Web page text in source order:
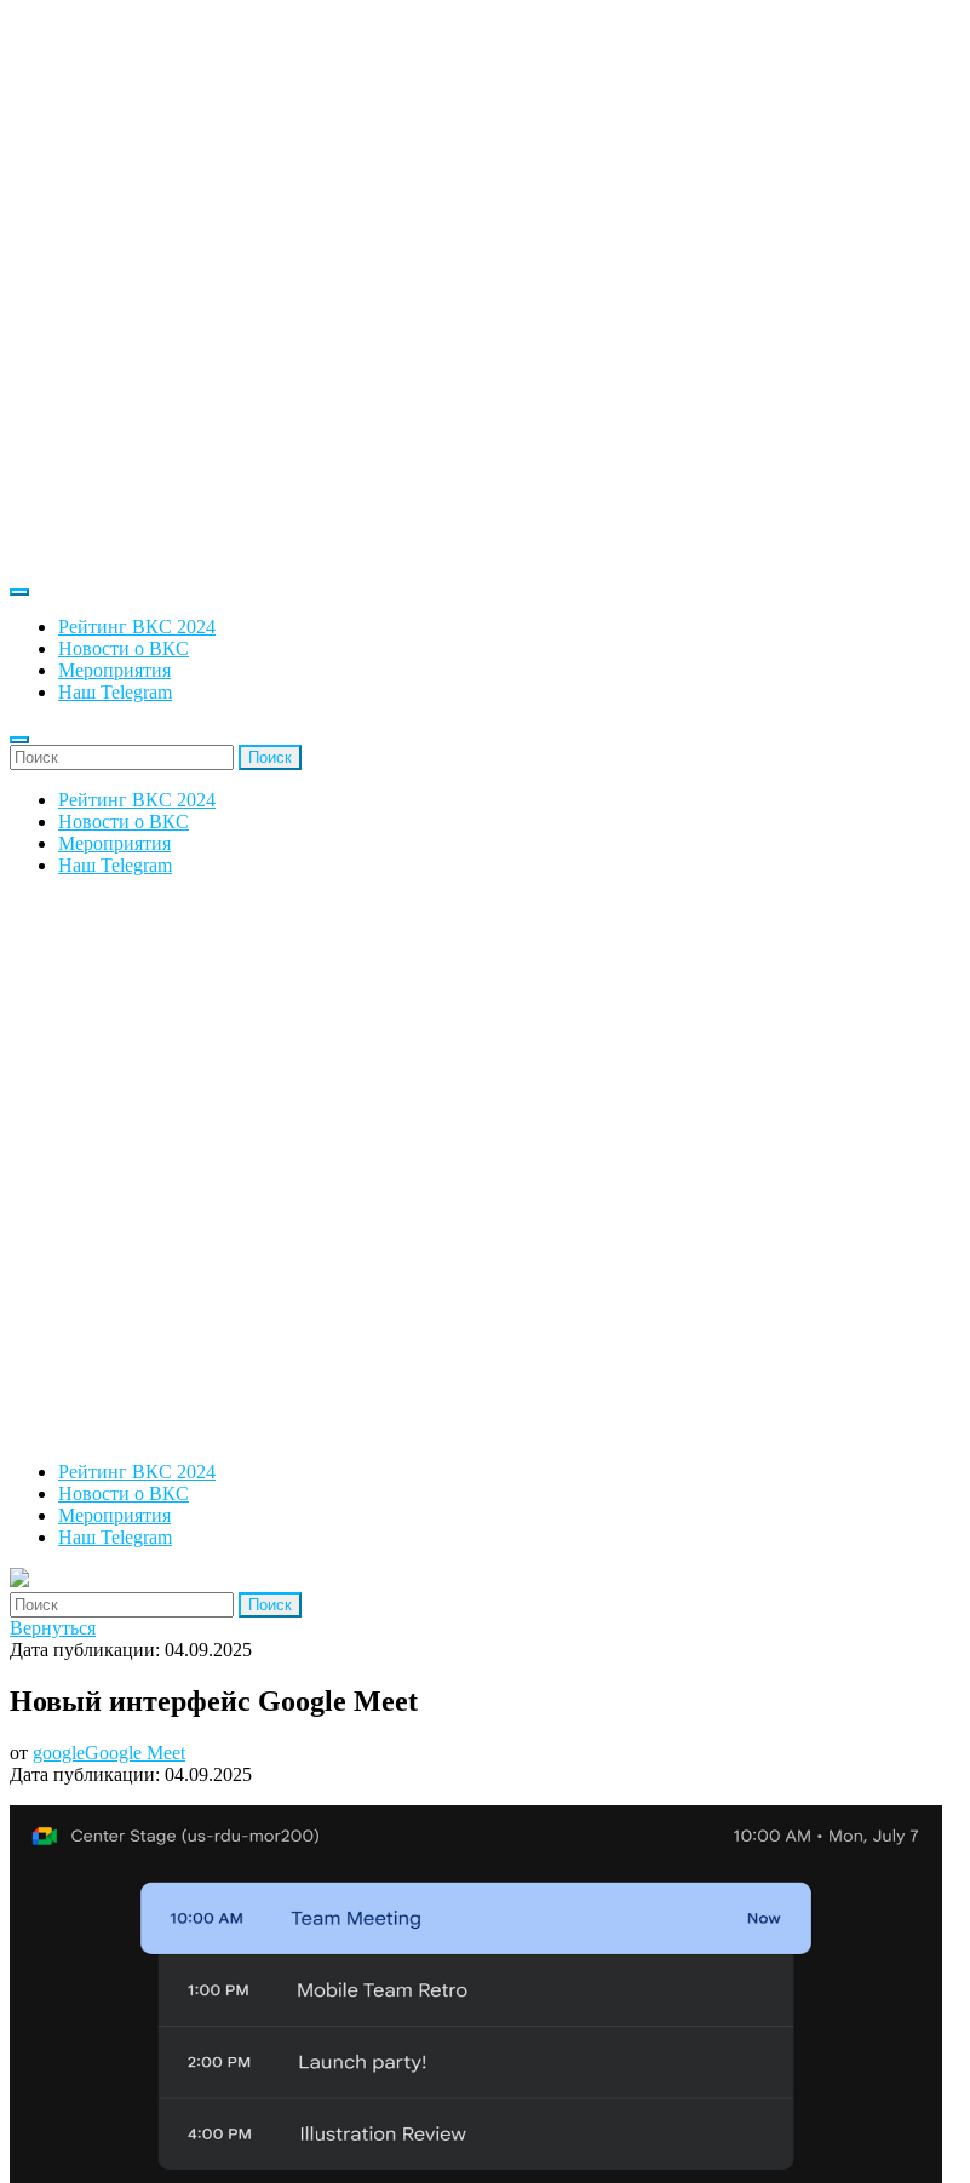
Рейтинг ВКС 2024
Новости о ВКС
Мероприятия
Наш Telegram
'Найти:
Рейтинг ВКС 2024
Новости о ВКС
Мероприятия
Наш Telegram
Рейтинг ВКС 2024
Новости о ВКС
Мероприятия
Наш Telegram
'Найти:
Вернуться
Дата публикации: 04.09.2025
Новый интерфейс Google Meet
от googleGoogle Meet
Дата публикации: 04.09.2025